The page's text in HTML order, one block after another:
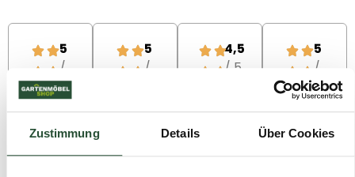
Zustimmung Details Über Cookies
5
/
5
Ich habe
Toscane
hier
5
/
unserer
4,5
/ 5
bestellt
5
/
5
Wir
Barbados